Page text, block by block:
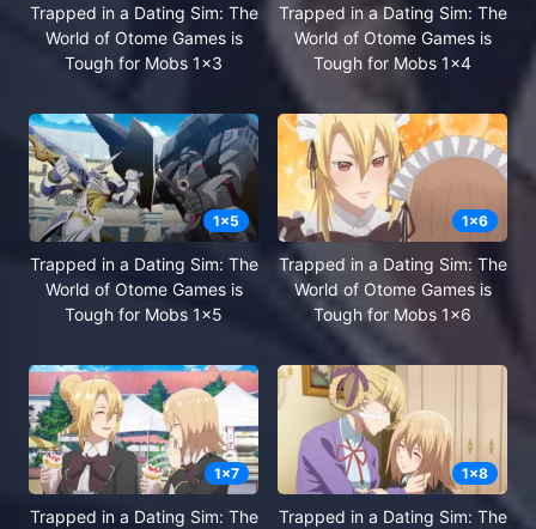
Trapped in a Dating Sim: The
World of Otome Games is
Tough for Mobs 1x3
Trapped in a Dating Sim: The
World of Otome Games is
Tough for Mobs 1x4
1x5
Trapped in a Dating Sim: The
World of Otome Games is
Tough for Mobs 1x5
1x6
Trapped in a Dating Sim: The
World of Otome Games is
Tough for Mobs 1x6
1x7
Trapped in a Dating Sim: The
1x8
Trapped in a Dating Sim: The